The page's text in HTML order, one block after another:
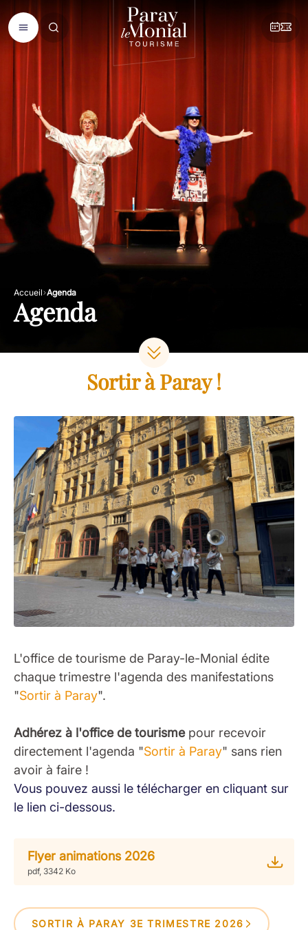
Accueil Agenda
Agenda
Sortir à Paray !
L'office de tourisme de Paray-le-Monial édite
chaque trimestre l'agenda des manifestations
"Sortir à Paray".
Adhérez à l'office de tourismepour recevoir
directement l'agenda "Sortir à Paray" sans rien
avoir à faire !
Vous pouvez aussi le télécharger en cliquant sur
le lien ci-dessous.
Flyer animations 2026
pdf, 3342 Ko
SORTIR À PARAY 3E TRIMESTRE 2026